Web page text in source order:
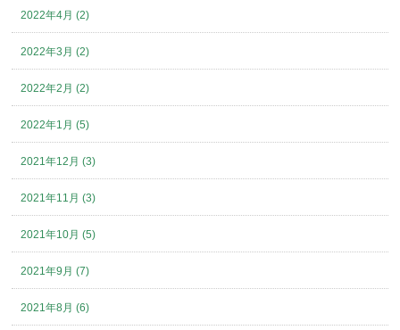
2022年4月 (2)
2022年3月 (2)
2022年2月 (2)
2022年1月 (5)
2021年12月 (3)
2021年11月 (3)
2021年10月 (5)
2021年9月 (7)
2021年8月 (6)